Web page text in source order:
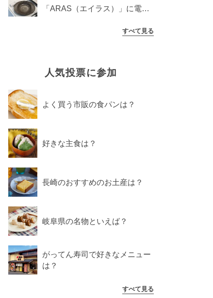
「ARAS（エイラス）」に電子
すべて見る
人気投票に参加
よく買う市販の食パンは？
好きな主食は？
長崎のおすすめのお土産は？
岐阜県の名物といえば？
がってん寿司で好きなメニュー
は？
すべて見る